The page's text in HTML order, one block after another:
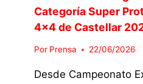
G
U
L
T
Categoría Super
4×4 de Castellar
Por Prensa 22/06/2026
Desde Campeonato